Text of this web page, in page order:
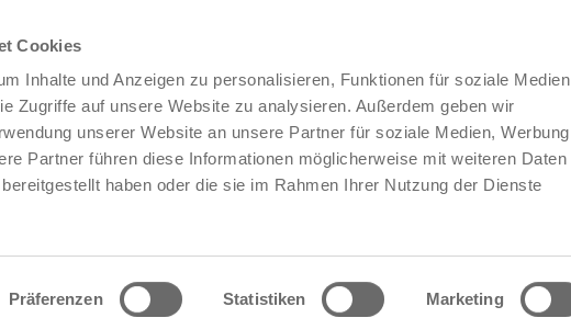
Cookies
Inhalte und Anzeigen zu personalisieren, Funktionen für soziale Medien
Zugriffe auf unsere Website zu analysieren. Außerdem geben wir
unserer Website an unsere Partner für soziale Medien, Werbung
Partner führen diese Informationen möglicherweise mit weiteren Daten
haben oder die sie im Rahmen Ihrer Nutzung der Dienste
Präferenzen Statistiken Marketing